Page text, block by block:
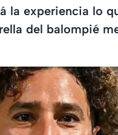
la experiencia lo
del balompié